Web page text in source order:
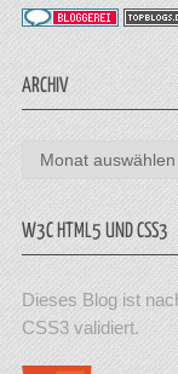
ARCHIV
Archiv
W3C HTML5 UND CSS3
Dieses Blog ist
CSS3 validiert.